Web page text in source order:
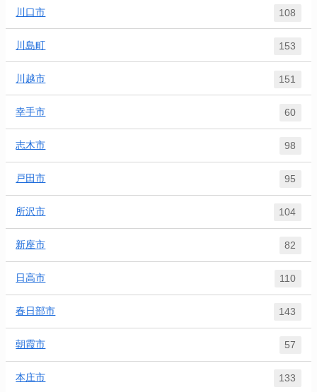
川口市 108
川島町 153
川越市 151
幸手市 60
志木市 98
戸田市 95
所沢市 104
新座市 82
日高市 110
春日部市 143
朝霞市 57
本庄市 133